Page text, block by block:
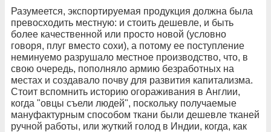
Разумеется, экспортируемая продукция должна была
превосходить местную: и стоить дешевле, и быть
более качественной или просто новой (условно
говоря, плуг вместо сохи), а потому ее поступление
неминуемо разрушало местное производство, что, в
свою очередь, пополняло армию безработных на
местах и создавало почву для развития капитализма.
Стоит вспомнить историю огораживания в Англии,
когда "овцы съели людей", поскольку получаемые
мануфактурным способом ткани были дешевле тканей
ручной работы, или жуткий голод в Индии, когда, как